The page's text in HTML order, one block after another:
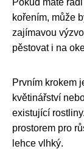
kořením, může
zajímavou
pěstovat i na
Prvním krokem
květinářství
existující
prostorem pro
lehce vlhký.